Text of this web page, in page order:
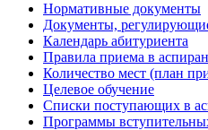
Нормативные документы
Документы,
Календарь абитуриента
Правила приема в
Количество мест (план
Целевое обучение
Списки поступающих в
Программы